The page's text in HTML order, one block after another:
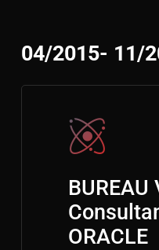
04/2015- 11/
BUREAU
ORACLE